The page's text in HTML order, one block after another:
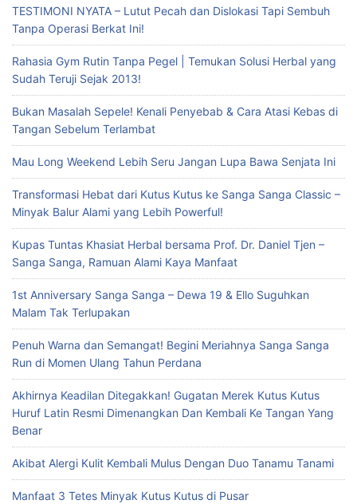
TESTIMONI NYATA – Lutut Pecah dan Dislokasi Tapi Sembuh
Tanpa Operasi Berkat Ini!
Rahasia Gym Rutin Tanpa Pegel | Temukan Solusi Herbal yang
Sudah Teruji Sejak 2013!
Bukan Masalah Sepele! Kenali Penyebab & Cara Atasi Kebas di
Tangan Sebelum Terlambat
Mau Long Weekend Lebih Seru Jangan Lupa Bawa Senjata Ini
Transformasi Hebat dari Kutus Kutus ke Sanga Sanga Classic –
Minyak Balur Alami yang Lebih Powerful!
Kupas Tuntas Khasiat Herbal bersama Prof. Dr. Daniel Tjen –
Sanga Sanga, Ramuan Alami Kaya Manfaat
1st Anniversary Sanga Sanga – Dewa 19 & Ello Suguhkan
Malam Tak Terlupakan
Penuh Warna dan Semangat! Begini Meriahnya Sanga Sanga
Run di Momen Ulang Tahun Perdana
Akhirnya Keadilan Ditegakkan! Gugatan Merek Kutus Kutus
Huruf Latin Resmi Dimenangkan Dan Kembali Ke Tangan Yang
Benar
Akibat Alergi Kulit Kembali Mulus Dengan Duo Tanamu Tanami
Manfaat 3 Tetes Minyak Kutus Kutus di Pusar